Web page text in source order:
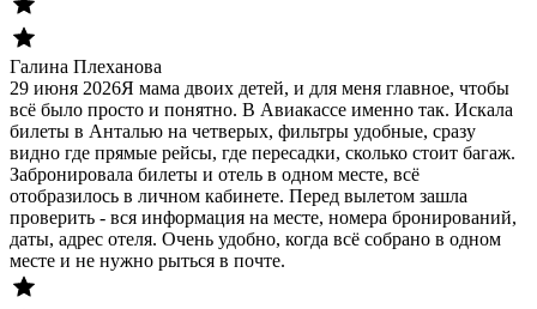
Галина Плеханова
29 июня 2026Я мама двоих детей, и для меня главное, чтобы
всё было просто и понятно. В Авиакассе именно так. Искала
билеты в Анталью на четверых, фильтры удобные, сразу
видно где прямые рейсы, где пересадки, сколько стоит багаж.
Забронировала билеты и отель в одном месте, всё
отобразилось в личном кабинете. Перед вылетом зашла
проверить - вся информация на месте, номера бронирований,
даты, адрес отеля. Очень удобно, когда всё собрано в одном
месте и не нужно рыться в почте.